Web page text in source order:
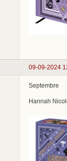
09-09-2024
Septembre
Hannah